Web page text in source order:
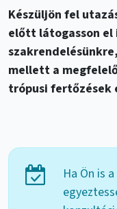
Készüljön fel
előtt látogasson
mellett a
trópusi fertőzések
Ha Ön is